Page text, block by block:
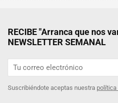
RECIBE "Arranca que nos
NEWSLETTER SEMANAL
Suscribiéndote aceptas nuestra política